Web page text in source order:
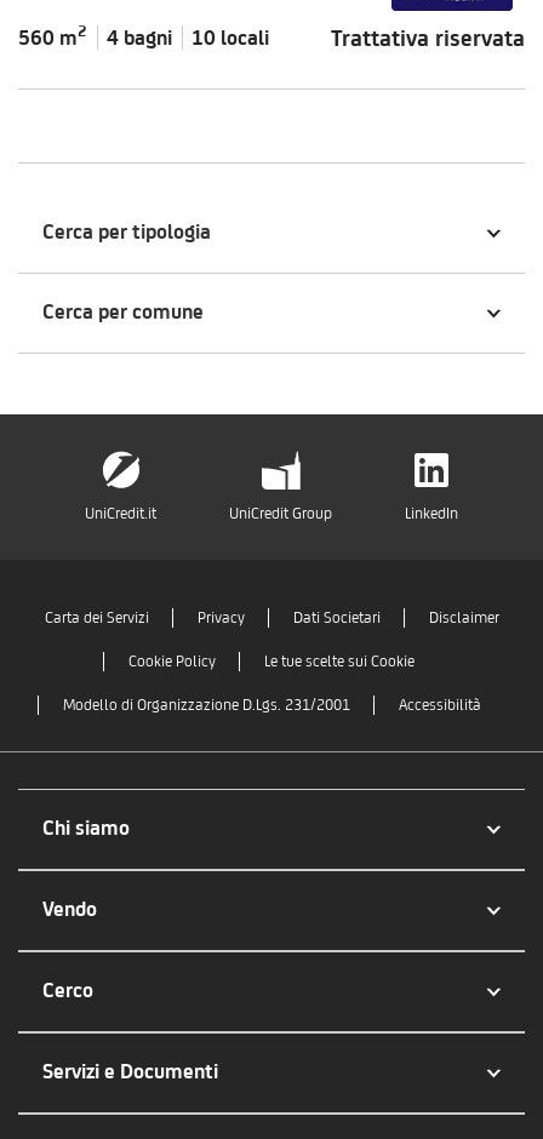
560 m2 4 bagni 10 locali Trattativa riservata
Cerca per tipologia
Cerca per comune
UniCredit.it UniCredit Group LinkedIn
Carta dei Servizi Privacy Dati Societari Disclaimer
Cookie Policy Le tue scelte sui Cookie
Modello di Organizzazione D.Lgs. 231/2001 Accessibilità
Chi siamo
Vendo
Cerco
Servizi e Documenti